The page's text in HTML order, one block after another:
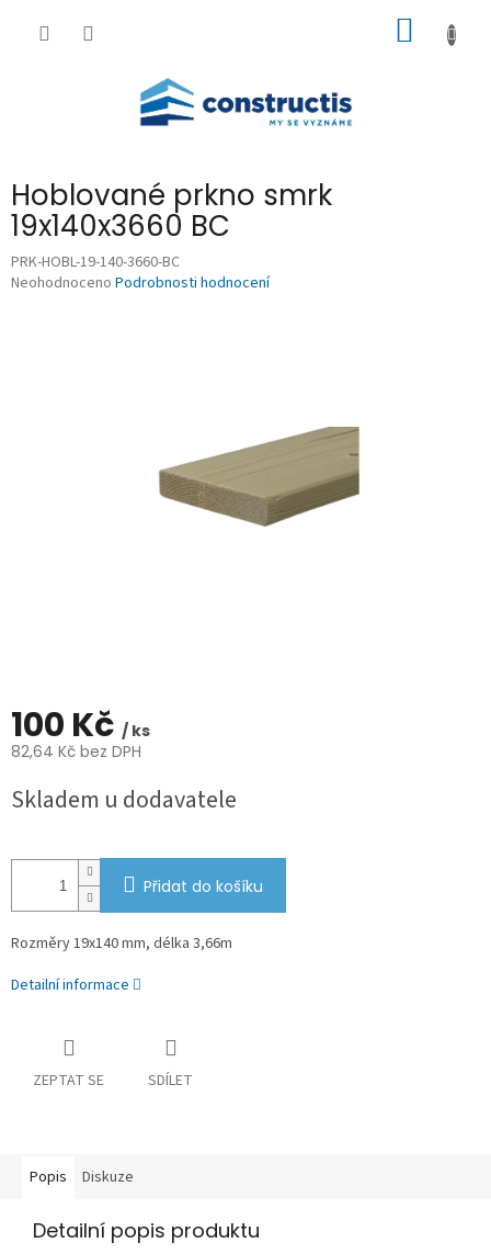
KOŠÍK
Hoblované prkno smrk
19x140x3660 BC
PRK-HOBL-19-140-3660-BC
Průměrné
Neohodnoceno Podrobnosti hodnocení
100 Kč / ks
82,64 Kč bez DPH
cena:
Skladem u dodavatele
Přidat do košíku
Rozměry 19x140 mm, délka 3,66m
Detailní informace
ZEPTAT SE SDÍLET
Popis Diskuze
Detailní popis produktu